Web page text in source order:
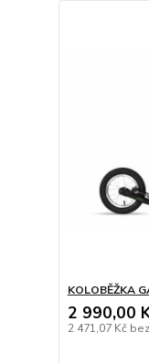
KOLOBĚŽKA
2 990,00
2 471,07 Kč